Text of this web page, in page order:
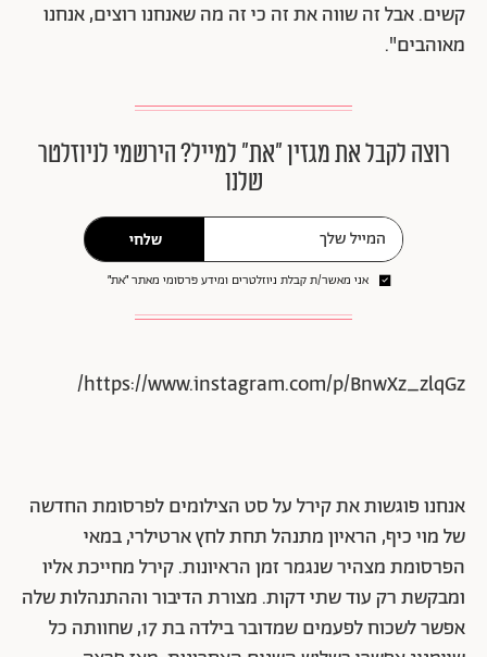
קשים. אבל זה שווה את זה כי זה מה שאנחנו רוצים, אנחנו
מאוהבים".
רוצה לקבל את מגזין ״את״ למייל? הירשמי לניוזלטר
שלנו
שלחי
אני מאשר/ת קבלת ניוזלטרים ומידע פרסומי מאתר ״את״
https://www.instagram.com/p/BnwXz_zlqGz/
אנחנו פוגשות את קירל על סט הצילומים לפרסומת החדשה
של מוי כיף, הראיון מתנהל תחת לחץ ארטילרי, במאי
הפרסומת מצהיר שנגמר זמן הראיונות. קירל מחייכת אליו
ומבקשת רק עוד שתי דקות. מצורת הדיבור וההתנהלות שלה
אפשר לשכוח לפעמים שמדובר בילדה בת 17, שחוותה כל